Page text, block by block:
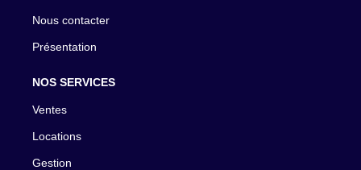
Nous contacter
Présentation
NOS SERVICES
Ventes
Locations
Gestion